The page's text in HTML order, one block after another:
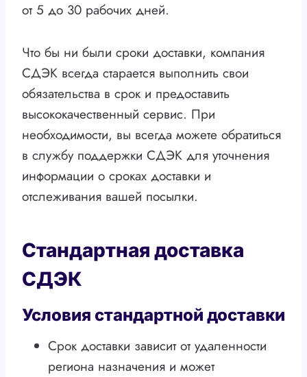
от 5 до 30 рабочих дней.
Что бы ни были сроки доставки, компания
СДЭК всегда старается выполнить свои
обязательства в срок и предоставить
высококачественный сервис. При
необходимости, вы всегда можете обратиться
в службу поддержки СДЭК для уточнения
информации о сроках доставки и
отслеживания вашей посылки.
Стандартная доставка
СДЭК
Условия стандартной доставки
Срок доставки зависит от удаленности
региона назначения и может